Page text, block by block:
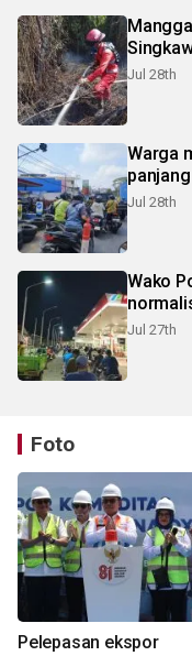
Jul 28th
Warga
Jul 28th
Wako
Jul 27th
Foto
Pelepasan ekspor